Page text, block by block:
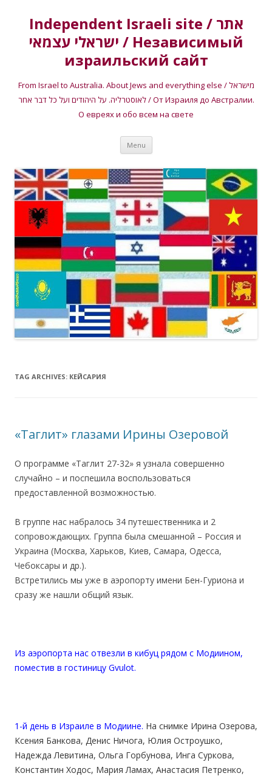
Independent Israeli site / אתר
ישראלי עצמאי / Независимый
израильский сайт
From Israel to Australia. About Jews and everything else / מישראל
לאוסטרליה. על היהודים ועל כל דבר אחר / От Израиля до Австралии.
О евреях и обо всем на свете
Menu Skip
content
TAG ARCHIVES: КЕЙСАРИЯ
«Таглит» глазами Ирины Озеровой
О программе «Таглит 27-32» я узнала совершенно
случайно – и поспешила воспользоваться
предоставленной возможностью.
В группе нас набралось 34 путешественника и 2
сопровождающих. Группа была смешанной – Россия и
Украина (Москва, Харьков, Киев, Самара, Одесса,
Чебоксары и др.).
Встретились мы уже в аэропорту имени Бен-Гуриона и
сразу же нашли общий язык.
Из аэропорта нас отвезли в кибуц рядом с Модиином,
поместив в гостиницу Gvulot.
1-й день в Израиле в Модиине. На снимке Ирина Озерова,
Ксения Банкова, Денис Ничога, Юлия Остроушко,
Надежда Левитина, Ольга Горбунова, Инга Суркова,
Константин Ходос, Мария Ламах, Анастасия Петренко,